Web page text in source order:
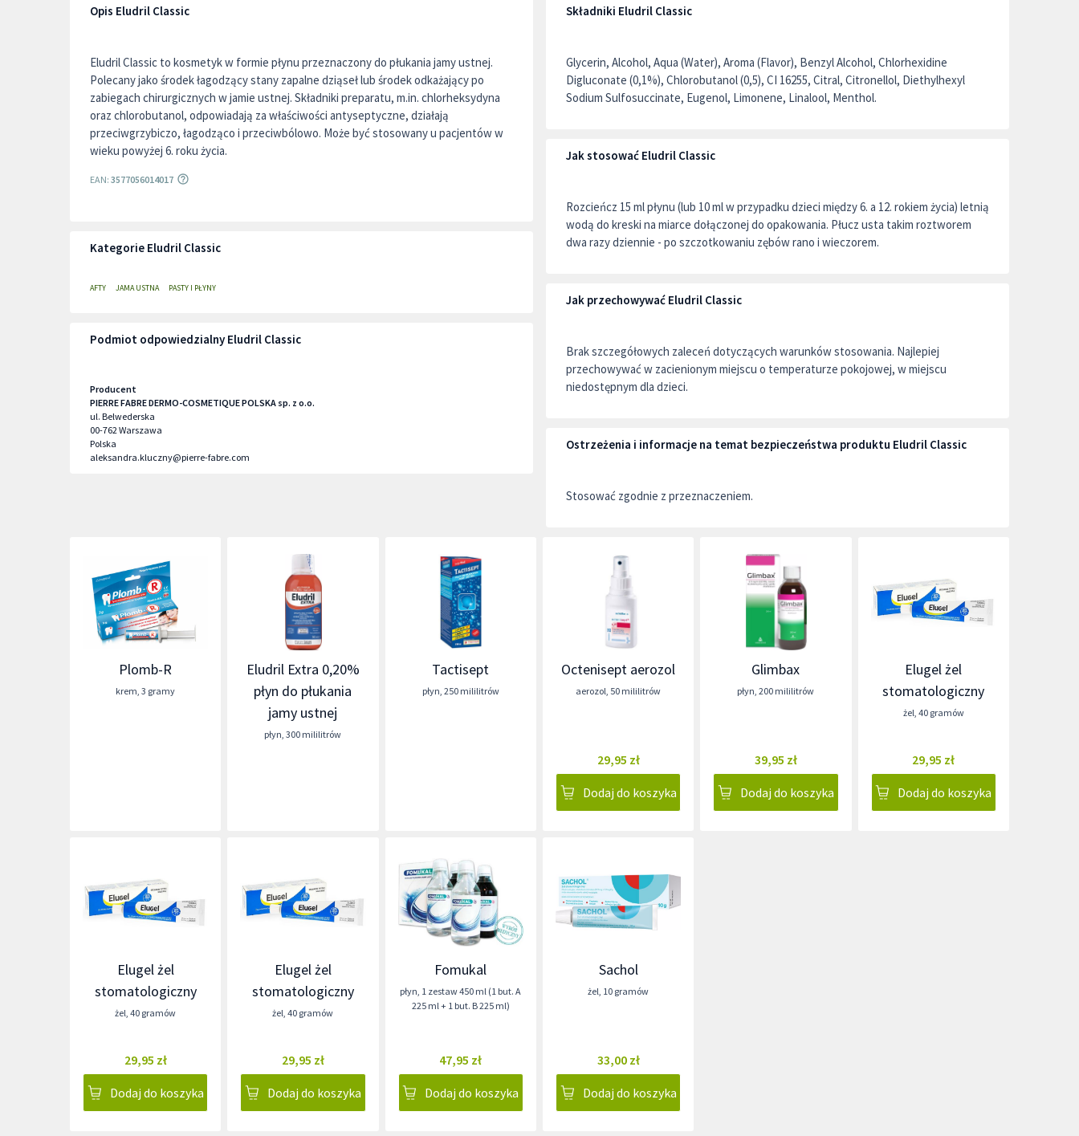
Opis Eludril Classic
Eludril Classic to kosmetyk w formie płynu przeznaczony do płukania jamy ustnej.
Polecany jako środek łagodzący stany zapalne dziąseł lub środek odkażający po
zabiegach chirurgicznych w jamie ustnej. Składniki preparatu, m.in. chlorheksydyna
oraz chlorobutanol, odpowiadają za właściwości antyseptyczne, działają
przeciwgrzybiczo, łagodząco i przeciwbólowo. Może być stosowany u pacjentów w
wieku powyżej 6. roku życia.
EAN: 3577056014017
Kategorie Eludril Classic
AFTY JAMA USTNA PASTY I PŁYNY
Podmiot odpowiedzialny Eludril Classic
Producent
PIERRE FABRE DERMO-COSMETIQUE POLSKA sp. z o.o.
ul. Belwederska
00-762Warszawa
Polska
aleksandra.kluczny@pierre-fabre.com
Składniki Eludril Classic
Glycerin, Alcohol, Aqua (Water), Aroma (Flavor), Benzyl Alcohol, Chlorhexidine
Digluconate (0,1%), Chlorobutanol (0,5), CI 16255, Citral, Citronellol, Diethylhexyl
Sodium Sulfosuccinate, Eugenol, Limonene, Linalool, Menthol.
Jak stosować Eludril Classic
Rozcieńcz 15 ml płynu (lub 10 ml w przypadku dzieci między 6. a 12. rokiem życia) letnią
wodą do kreski na miarce dołączonej do opakowania. Płucz usta takim roztworem
dwa razy dziennie - po szczotkowaniu zębów rano i wieczorem.
Jak przechowywać Eludril Classic
Brak szczegółowych zaleceń dotyczących warunków stosowania. Najlepiej
przechowywać w zacienionym miejscu o temperaturze pokojowej, w miejscu
niedostępnym dla dzieci.
Ostrzeżenia i informacje na temat bezpieczeństwa produktu Eludril Classic
Stosować zgodnie z przeznaczeniem.
Plomb-R
krem,3 gramy
Eludril Extra 0,20%
płyn do płukania
jamy ustnej
płyn,300 mililitrów
Tactisept
płyn, 250 mililitrów
Octenisept aerozol
aerozol, 50 mililitrów
29,95 zł
Dodaj do koszyka
Glimbax
płyn,200 mililitrów
39,95 zł
Dodaj do koszyka
Elugel żel
stomatologiczny
żel, 40 gramów
29,95 zł
Dodaj do koszyka
Elugel żel
stomatologiczny
żel,40 gramów
29,95 zł
Dodaj do koszyka
Elugel żel
stomatologiczny
żel,40 gramów
29,95 zł
Dodaj do koszyka
Fomukal
płyn, 1 zestaw 450 ml (1 but. A
225 ml + 1 but. B 225 ml)
47,95 zł
Dodaj do koszyka
Sachol
żel, 10 gramów
33,00 zł
Dodaj do koszyka